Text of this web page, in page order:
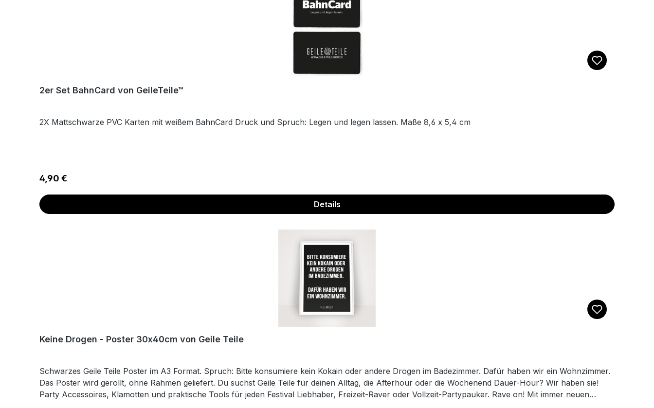
2er Set BahnCard von GeileTeile™
2X Mattschwarze PVC Karten mit weißem BahnCard Druck und Spruch: Legen und legen lassen. Maße 8,6 x 5,4 cm
Regulärer Preis:
4,90 €
Details
Keine Drogen - Poster 30x40cm von Geile Teile
Schwarzes Geile Teile Poster im A3 Format. Spruch: Bitte konsumiere kein Kokain oder andere Drogen im Badezimmer. Dafür haben wir ein Wohnzimmer.
Das Poster wird gerollt, ohne Rahmen geliefert. Du suchst Geile Teile für deinen Alltag, die Afterhour oder die Wochenend Dauer-Hour? Wir haben sie!
Party Accessoires, Klamotten und praktische Tools für jeden Festival Liebhaber, Freizeit-Raver oder Vollzeit-Partypauker. Rave on! Mit immer neuen